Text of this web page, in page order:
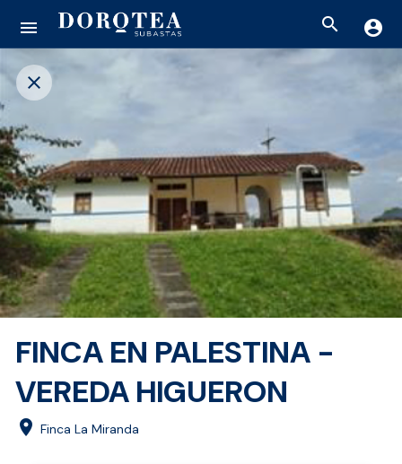
menu search account_circle
close
FINCA EN PALESTINA -
VEREDA HIGUERON
location_on Finca La Miranda